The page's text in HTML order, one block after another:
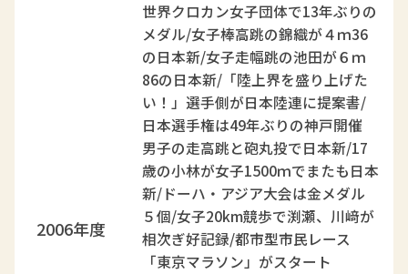
2006年度
世界クロカン女子団体で13年ぶりの
メダル/女子棒高跳の錦織が４ｍ36
の日本新/女子走幅跳の池田が６ｍ
86の日本新/「陸上界を盛り上げた
い！」選手側が日本陸連に提案書/
日本選手権は49年ぶりの神戸開催
男子の走高跳と砲丸投で日本新/17
歳の小林が女子1500ｍでまたも日本
新/ドーハ・アジア大会は金メダル
５個/女子20km競歩で渕瀬、川﨑が
相次ぎ好記録/都市型市民レース
「東京マラソン」がスタート